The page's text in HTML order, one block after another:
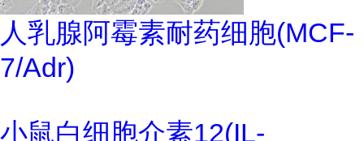
人乳腺阿霉素耐药细胞(MCF-
7/Adr)
小鼠白细胞介素12(IL-